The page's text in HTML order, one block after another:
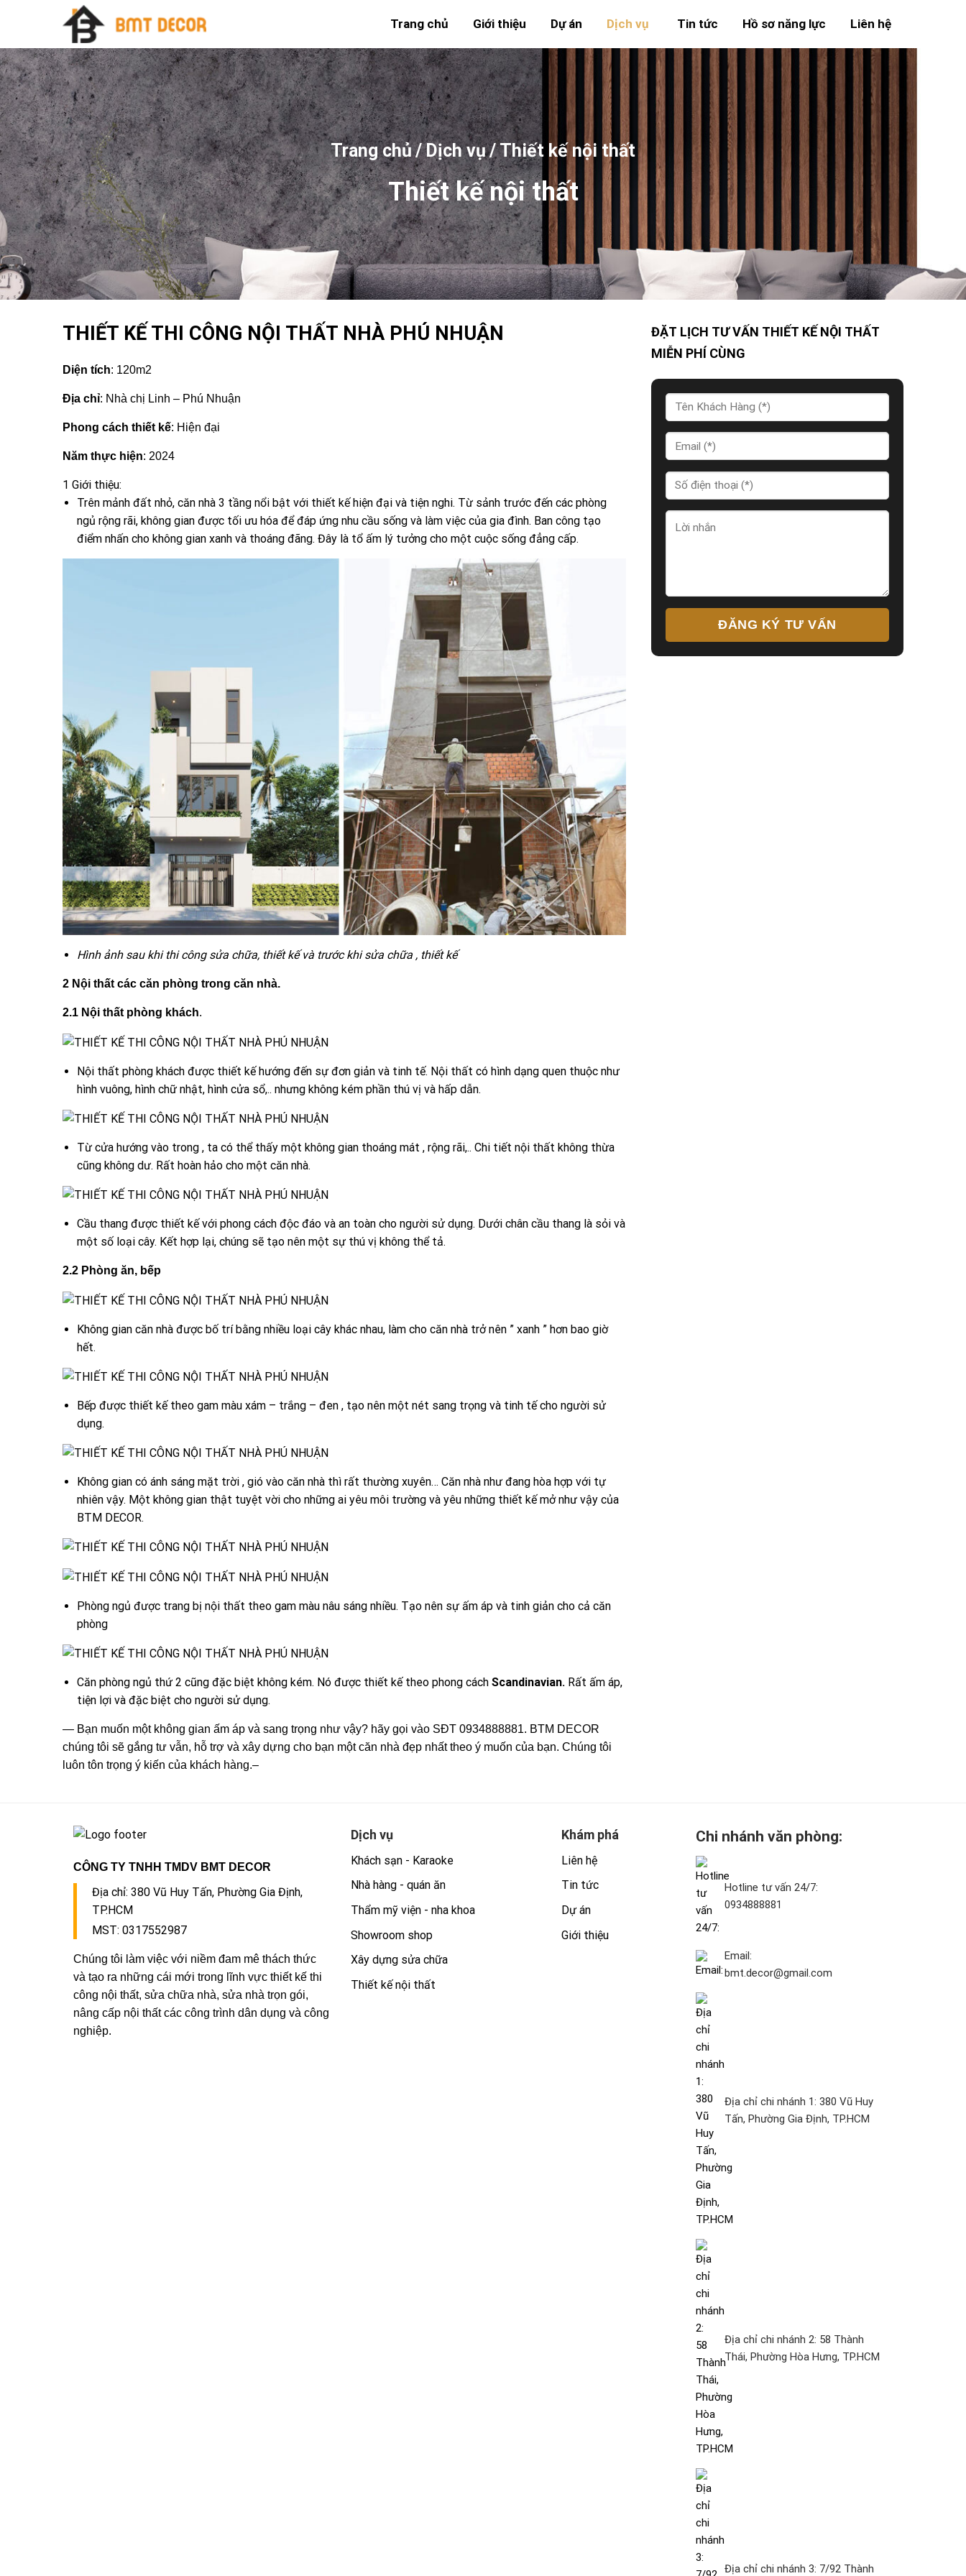
Trang chủ Giới thiệu Dự án Dịch vụ Tin tức Hồ sơ năng lực Liên hệ
Trang chủ/Dịch vụ/Thiết kế nội thất
Thiết kế nội thất
THIẾT KẾ THI CÔNG NỘI THẤT NHÀ PHÚ NHUẬN
Diện tích: 120m2
Địa chỉ: Nhà chị Linh – Phú Nhuận
Phong cách thiết kế: Hiện đại
Năm thực hiện: 2024
1 Giới thiệu:
Trên mảnh đất nhỏ, căn nhà 3 tầng nổi bật với thiết kế hiện đại và tiện nghi. Từ sảnh trước đến các phòng
ngủ rộng rãi, không gian được tối ưu hóa để đáp ứng nhu cầu sống và làm việc của gia đình. Ban công tạo
điểm nhấn cho không gian xanh và thoáng đãng. Đây là tổ ấm lý tưởng cho một cuộc sống đẳng cấp.
Hình ảnh sau khi thi công sửa chữa, thiết kế và trước khi sửa chữa , thiết kế
2 Nội thất các căn phòng trong căn nhà.
2.1 Nội thất phòng khách.
Nội thất phòng khách được thiết kế hướng đến sự đơn giản và tinh tế. Nội thất có hình dạng quen thuộc như
hình vuông, hình chữ nhật, hình cửa sổ,.. nhưng không kém phần thú vị và hấp dẫn.
Từ cửa hướng vào trong , ta có thể thấy một không gian thoáng mát , rộng rãi,.. Chi tiết nội thất không thừa
cũng không dư. Rất hoàn hảo cho một căn nhà.
Cầu thang được thiết kế với phong cách độc đáo và an toàn cho người sử dụng. Dưới chân cầu thang là sỏi và
một số loại cây. Kết hợp lại, chúng sẽ tạo nên một sự thú vị không thể tả.
2.2 Phòng ăn, bếp
Không gian căn nhà được bố trí bằng nhiều loại cây khác nhau, làm cho căn nhà trở nên ” xanh ” hơn bao giờ
hết.
Bếp được thiết kế theo gam màu xám – trắng – đen , tạo nên một nét sang trọng và tinh tế cho người sử
dụng.
Không gian có ánh sáng mặt trời , gió vào căn nhà thì rất thường xuyên… Căn nhà như đang hòa hợp với tự
nhiên vậy. Một không gian thật tuyệt vời cho những ai yêu môi trường và yêu những thiết kế mở như vậy của
BTM DECOR.
Phòng ngủ được trang bị nội thất theo gam màu nâu sáng nhiều. Tạo nên sự ấm áp và tinh giản cho cả căn
phòng
Căn phòng ngủ thứ 2 cũng đặc biệt không kém. Nó được thiết kế theo phong cách Scandinavian. Rất ấm áp,
tiện lợi và đặc biệt cho người sử dụng.
— Bạn muốn một không gian ấm áp và sang trọng như vậy? hãy gọi vào SĐT 0934888881. BTM DECOR
chúng tôi sẽ gắng tư vẫn, hỗ trợ và xây dựng cho bạn một căn nhà đẹp nhất theo ý muốn của bạn. Chúng tôi
luôn tôn trọng ý kiến của khách hàng.–
ĐẶT LỊCH TƯ VẤN THIẾT KẾ NỘI THẤT
MIỄN PHÍ CÙNG
ĐĂNG KÝ TƯ VẤN
CÔNG TY TNHH TMDV BMT DECOR
Địa chỉ: 380 Vũ Huy Tấn, Phường Gia Định,
TP.HCM
MST: 0317552987
Chúng tôi làm việc với niềm đam mê thách thức
và tạo ra những cái mới trong lĩnh vực thiết kế thi
công nội thất, sửa chữa nhà, sửa nhà trọn gói,
nâng cấp nội thất các công trình dân dụng và công
nghiệp.
Dịch vụ
Khách sạn - Karaoke
Nhà hàng - quán ăn
Thẩm mỹ viện - nha khoa
Showroom shop
Xây dựng sửa chữa
Thiết kế nội thất
Khám phá
Liên hệ
Tin tức
Dự án
Giới thiệu
Chi nhánh văn phòng:
Hotline tư vấn 24/7:
0934888881
Email:
bmt.decor@gmail.com
Địa chỉ chi nhánh 1: 380 Vũ Huy
Tấn, Phường Gia Định, TP.HCM
Địa chỉ chi nhánh 2: 58 Thành
Thái, Phường Hòa Hưng, TP.HCM
Địa chỉ chi nhánh 3: 7/92 Thành